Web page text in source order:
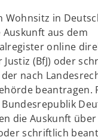
Wohnsitz in
Auskunft aus dem
online
Justiz (BfJ) oder
nach
beantragen.
die Auskunft
schriftlich